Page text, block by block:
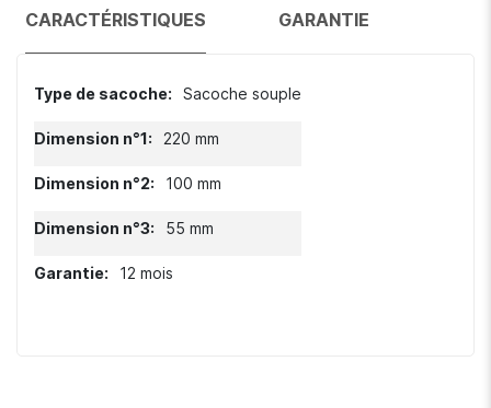
CARACTÉRISTIQUES GARANTIE
Caractéristiques Sacoche souple
220 mm
100 mm
55 mm
12 mois